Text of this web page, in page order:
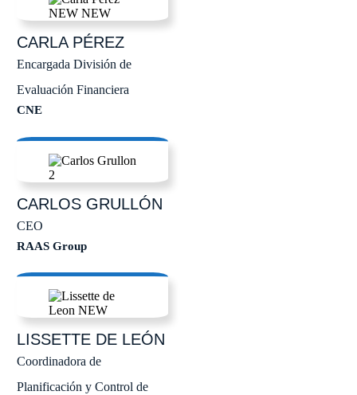
CARLAPÉREZ
Encargada División de
Evaluación Financiera
CNE
CARLOSGRULLÓN
CEO
RAAS Group
LISSETTEDE LEÓN
Coordinadora de
Planificación y Control de